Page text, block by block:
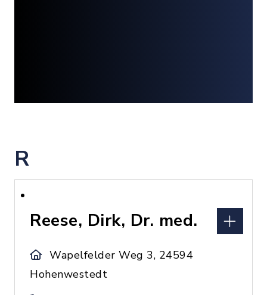
R
Reese, Dirk, Dr. med.
Wapelfelder Weg 3, 24594
Hohenwestedt